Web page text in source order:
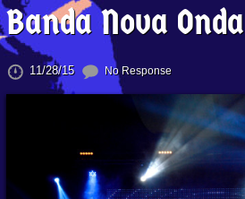
Banda Nova Onda
11/28/15 No Response